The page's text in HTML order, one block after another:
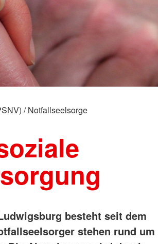
/ PASt
Spenden
/ Notfallseelsorge
besteht seit dem
stehen rund um